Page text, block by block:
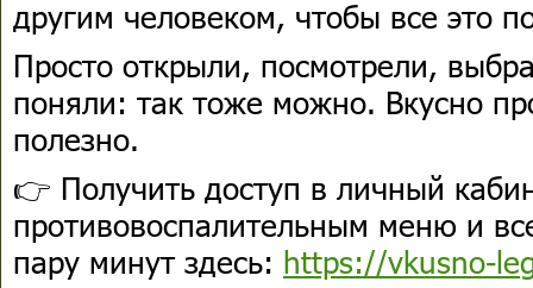
другим человеком, чтобы все это
Просто открыли, посмотрели,
поняли: так тоже можно. Вкусно
полезно.
👉 Получить доступ в личный
противовоспалительным меню и
пару минут здесь: https://vkusno-